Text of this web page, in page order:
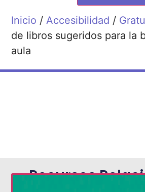
Inicio /Accesibilidad /
de libros sugeridos para la
aula
Recursos